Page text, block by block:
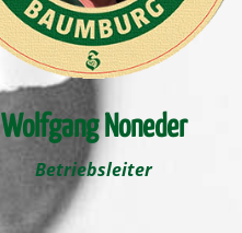
Wolfgang Noneder
Betriebsleiter